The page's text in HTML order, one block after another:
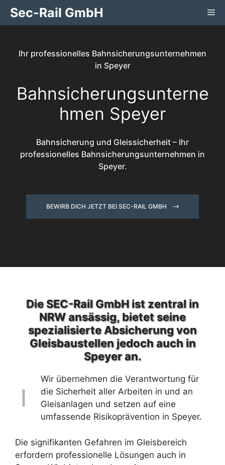
Zum
InhaltSec-Rail GmbH
Ihr professionelles Bahnsicherungsunternehmen
in Speyer
Bahnsicherungsunterne
hmen Speyer
Bahnsicherung und Gleissicherheit – Ihr
professionelles Bahnsicherungsunternehmen in
Speyer.
BEWIRB DICH JETZT BEI SEC-RAIL GMBH
Die SEC-Rail GmbH ist zentral in
NRW ansässig, bietet seine
spezialisierte Absicherung von
Gleisbaustellen jedoch auch in
Speyer an.
Wir übernehmen die Verantwortung für
die Sicherheit aller Arbeiten in und an
Gleisanlagen und setzen auf eine
umfassende Risikoprävention in Speyer.
Die signifikanten Gefahren im Gleisbereich
erfordern professionelle Lösungen auch in